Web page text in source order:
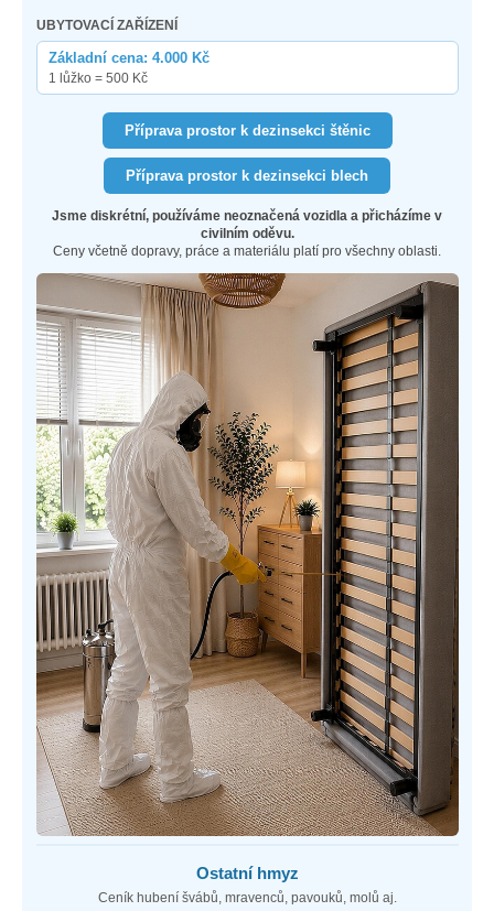
UBYTOVACÍ ZAŘÍZENÍ
Základní cena: 4.000 Kč
1 lůžko = 500 Kč
Příprava prostor k dezinsekci štěnic
Příprava prostor k dezinsekci blech
Jsme diskrétní, používáme neoznačená vozidla a přicházíme v
civilním oděvu.
Ceny včetně dopravy, práce a materiálu platí pro všechny oblasti.
Ostatní hmyz
Ceník hubení švábů, mravenců, pavouků, molů aj.